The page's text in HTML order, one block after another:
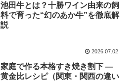
池田牛とは？十勝ワイン由来の飼
料で育った“幻のあか牛”を徹底解
説
2026.07.02
家庭で作る本格すき焼き割下 —
黄金比レシピ（関東・関西の違い